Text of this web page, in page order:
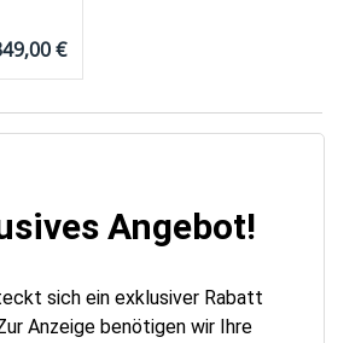
€
Angebot!
sich ein exklusiver Rabatt
Anzeige benötigen wir Ihre